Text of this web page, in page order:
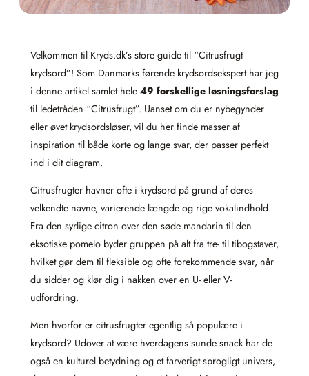
Velkommen til Kryds.dk’s store guide til “Citrusfrugt
krydsord”! Som Danmarks førende krydsordsekspert har jeg
i denne artikel samlet hele 49 forskellige løsningsforslag
til ledetråden “Citrusfrugt”. Uanset om du er nybegynder
eller øvet krydsordsløser, vil du her finde masser af
inspiration til både korte og lange svar, der passer perfekt
ind i dit diagram.
Citrusfrugter havner ofte i krydsord på grund af deres
velkendte navne, varierende længde og rige vokal­indhold.
Fra den syrlige citron over den søde mandarin til den
eksotiske pomelo byder gruppen på alt fra tre- til ti­bogstaver,
hvilket gør dem til fleksible og ofte forekommende svar, når
du sidder og klør dig i nakken over en U- eller V-
udfordring.
Men hvorfor er citrusfrugter egentlig så populære i
krydsord? Udover at være hverdagens sunde snack har de
også en kulturel betydning og et farverigt sprog­ligt univers,